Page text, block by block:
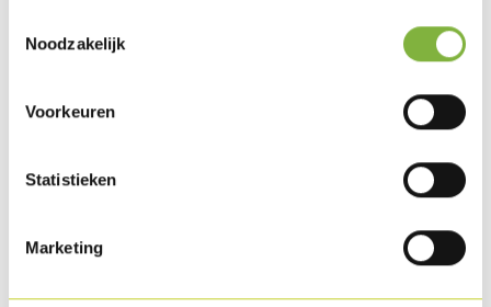
Noodzakelijk
Voorkeuren
Statistieken
Marketing
Verkrijgbaar in bulkstuk en consumentenverpakking.
Beschikbaar zowel in gekoeld als gekoeld lang houdbaar